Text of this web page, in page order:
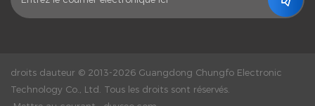
droits dauteur © 2013-2026 Guangdong Chungfo Electronic
Technology Co., Ltd. Tous les droits sont réservés.